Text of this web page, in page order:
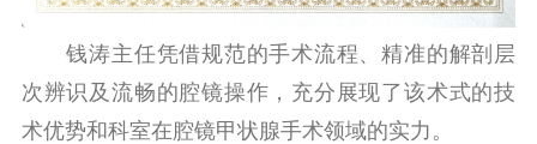
钱涛主任凭借规范的手术流程、精准的解剖层
次辨识及流畅的腔镜操作，充分展现了该术式的技
术优势和科室在腔镜甲状腺手术领域的实力。